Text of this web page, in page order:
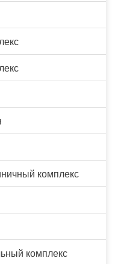
комплекс
комплекс